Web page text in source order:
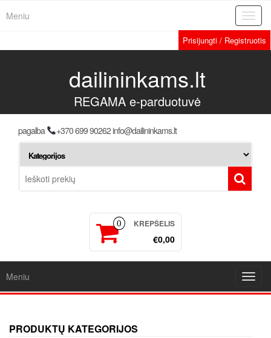
Meniu
Prisijungti / Registruotis
dailininkams.lt
REGAMA e-parduotuvė
pagalba +370 699 90262 info@dailininkams.lt
0 KREPŠELIS
€0,00
Meniu
PRODUKTŲ KATEGORIJOS